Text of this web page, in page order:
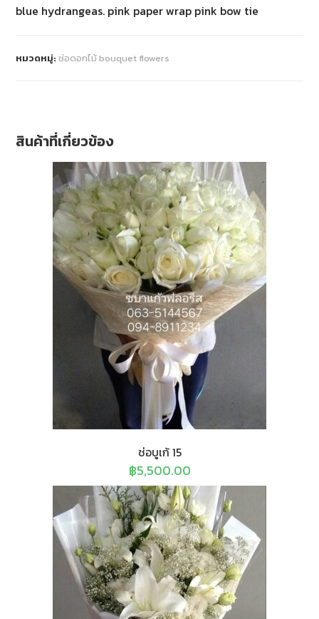
blue hydrangeas. pink paper wrap pink bow tie
หมวดหมู่:ช่อดอกไม้ bouquet flowers
สินค้าที่เกี่ยวข้อง
ช่อบูเก้ 15
฿5,500.00